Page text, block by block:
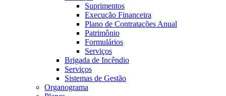
Suprimentos
Execução Financeira
Plano de Contratações Anual
Patrimônio
Formulários
Serviços
Brigada de Incêndio
Serviços
Sistemas de Gestão
Organograma